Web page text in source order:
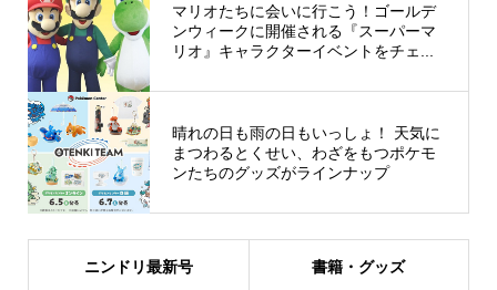
マリオたちに会いに行こう！ゴールデ
ンウィークに開催される『スーパーマ
リオ』キャラクターイベントをチェ...
晴れの日も雨の日もいっしょ！ 天気に
まつわるとくせい、わざをもつポケモ
ンたちのグッズがラインナップ
ニンドリ最新号 書籍・グッズ